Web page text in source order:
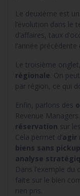
Le deuxième est un
l’évolution dans le
d’affaires, taux
l’année
Le troisième
régionale . On
par région, ce qui
Enfin, parlons des
Revenue
réservation sur
Cela permet d’agir
biens sans pickup
analyse
Dans l’exemple du
faite sur le bien
rien pris.